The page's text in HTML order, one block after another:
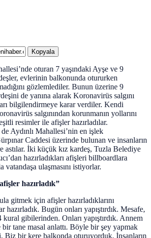
Kopyala
oturan 7 yaşındaki Ayşe ve 9
evlerinin balkonunda otururken
gözlemlediler. Bunun üzerine 9
de yanına alarak Koronavirüs salgını
bilgilendirmeye karar verdiler. Kendi
salgınından korunmanın yollarını
resimler ile afişler hazırladılar.
Aydınlı Mahallesi’nin en işlek
Caddesi üzerinde bulunan ve insanların
astılar. İki küçük kız kardeş, Tuzla Belediye
hazırladıkları afişleri billboardlara
vatandaşa ulaşmasını istiyorlar.
hazırladık”
gitmek için afişler hazırladıklarını
hazırladık. Bugün onları yapıştırdık. Mesafe,
gibilerinden. Onları yapıştırdık. Annem
bir tane masal anlattı. Böyle bir şey yapmak
Biz bir kere balkonda oturuyorduk. İnsanların